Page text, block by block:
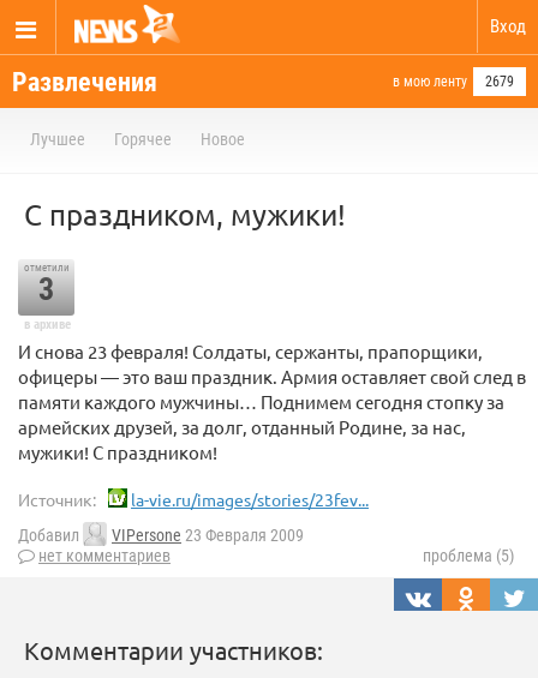
Вход
Развлечения в мою ленту 2679
Лучшее Горячее Новое
С праздником, мужики!
отметили
3
в архиве
И снова 23 февраля! Солдаты, сержанты, прапорщики,
офицеры — это ваш праздник. Армия оставляет свой след в
памяти каждого мужчины… Поднимем сегодня стопку за
армейских друзей, за долг, отданный Родине, за нас,
мужики! С праздником!
Источник: la-vie.ru/images/stories/23fev...
Добавил VIPersone 23 Февраля 2009
нет комментариев
проблема (5)
Комментарии участников: